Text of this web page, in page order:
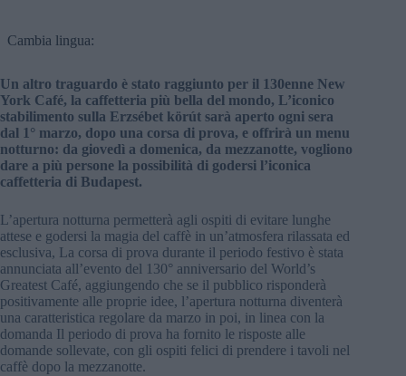
Cambia lingua:
Un altro traguardo è stato raggiunto per il 130enne New
York Café, la caffetteria più bella del mondo, L’iconico
stabilimento sulla Erzsébet körút sarà aperto ogni sera
dal 1° marzo, dopo una corsa di prova, e offrirà un menu
notturno: da giovedì a domenica, da mezzanotte, vogliono
dare a più persone la possibilità di godersi l’iconica
caffetteria di Budapest.
L’apertura notturna permetterà agli ospiti di evitare lunghe
attese e godersi la magia del caffè in un’atmosfera rilassata ed
esclusiva, La corsa di prova durante il periodo festivo è stata
annunciata all’evento del 130° anniversario del World’s
Greatest Café, aggiungendo che se il pubblico risponderà
positivamente alle proprie idee, l’apertura notturna diventerà
una caratteristica regolare da marzo in poi, in linea con la
domanda Il periodo di prova ha fornito le risposte alle
domande sollevate, con gli ospiti felici di prendere i tavoli nel
caffè dopo la mezzanotte.